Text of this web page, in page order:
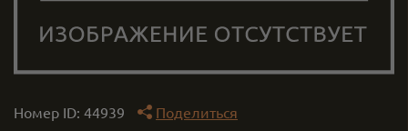
Номер ID: 44939
Поделиться